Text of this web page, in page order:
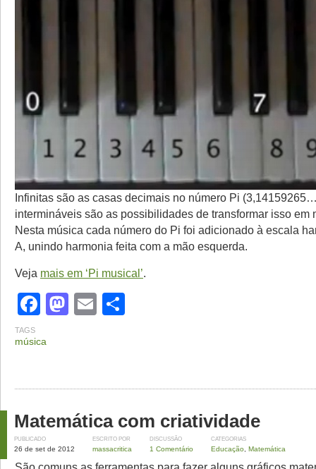
Infinitas são as casas decimais no número Pi
intermináveis são as possibilidades de transformar isso em
Nesta música cada número do Pi foi adicionado à escala
A, unindo harmonia feita com a mão esquerda.
Veja mais em ‘Pi musical’.
Facebook
Mastodon
Email
TAGS
música
Matemática com criatividade
PUBLICADO
26 de set de 2012
ESCRITO POR
massacritica
DISCUSSÃO
1 Comentário
CATEGORIAS
Educação Matemática